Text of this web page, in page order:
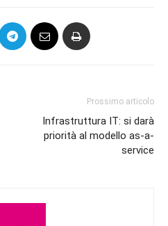
Prossimo articolo
Infrastruttura IT: si darà
priorità al modello as-a-
service